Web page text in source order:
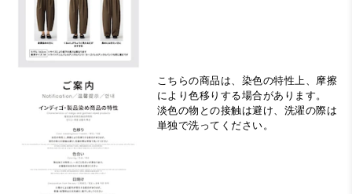
こちらの商品は、染色の特性上、摩擦
により色移りする場合があります。
淡色の物との接触は避け、洗濯の際は
単独で洗ってください。